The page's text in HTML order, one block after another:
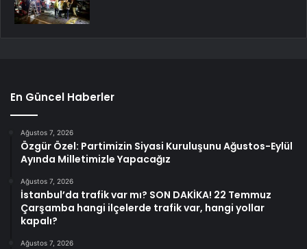
En Güncel Haberler
Ağustos 7, 2026
Özgür Özel: Partimizin Siyasi Kuruluşunu Ağustos-Eylül
Ayında Milletimizle Yapacağız
Ağustos 7, 2026
İstanbul’da trafik var mı? SON DAKİKA! 22 Temmuz
Çarşamba hangi ilçelerde trafik var, hangi yollar
kapalı?
Ağustos 7, 2026